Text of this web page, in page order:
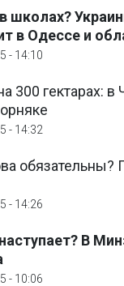
школах?
в Одессе и
- 14:10
300 гектарах:
- 14:32
обязательны?
- 14:26
В
- 10:06